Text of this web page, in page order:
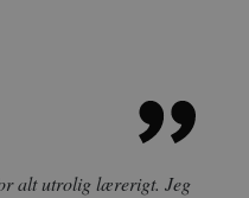
alt utrolig lærerigt. Jeg